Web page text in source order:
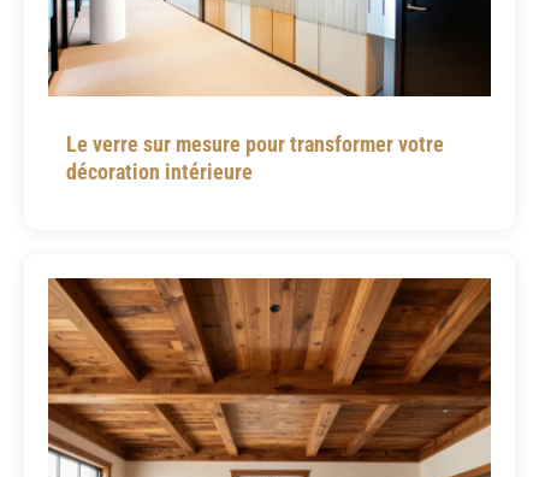
Le verre sur mesure pour transformer votre
décoration intérieure